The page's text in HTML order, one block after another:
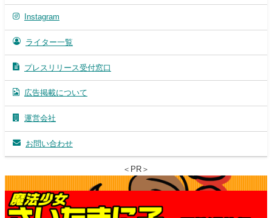
Instagram
ライター一覧
プレスリリース受付窓口
広告掲載について
運営会社
お問い合わせ
＜PR＞